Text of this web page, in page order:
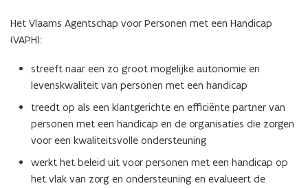
Het Vlaams Agentschap voor Personen met een Handicap
(VAPH):
streeft naar een zo groot mogelijke autonomie en
levenskwaliteit van personen met een handicap
treedt op als een klantgerichte en efficiënte partner van
personen met een handicap en de organisaties die zorgen
voor een kwaliteitsvolle ondersteuning
werkt het beleid uit voor personen met een handicap op
het vlak van zorg en ondersteuning en evalueert de